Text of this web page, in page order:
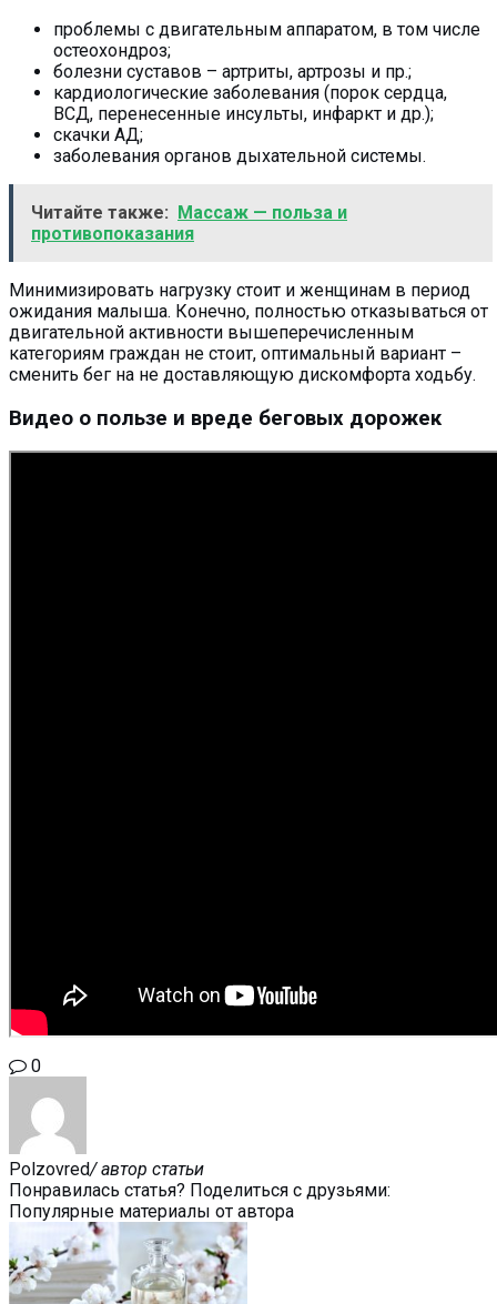
проблемы с двигательным аппаратом, в том числе
остеохондроз;
болезни суставов – артриты, артрозы и пр.;
кардиологические заболевания (порок сердца,
ВСД, перенесенные инсульты, инфаркт и др.);
скачки АД;
заболевания органов дыхательной системы.
Читайте также: Массаж — польза и
противопоказания
Минимизировать нагрузку стоит и женщинам в период
ожидания малыша. Конечно, полностью отказываться от
двигательной активности вышеперечисленным
категориям граждан не стоит, оптимальный вариант –
сменить бег на не доставляющую дискомфорта ходьбу.
Видео о пользе и вреде беговых дорожек
0
Polzovred/ автор статьи
Понравилась статья? Поделиться с друзьями:
Популярные материалы от автора